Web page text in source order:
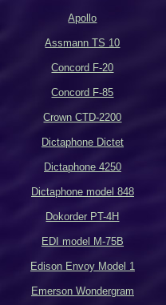
Apollo
Assmann TS 10
Concord F-20
Concord F-85
Crown CTD-2200
Dictaphone Dictet
Dictaphone 4250
Dictaphone model 848
Dokorder PT-4H
EDI model M-75B
Edison Envoy Model 1
Emerson Wondergram